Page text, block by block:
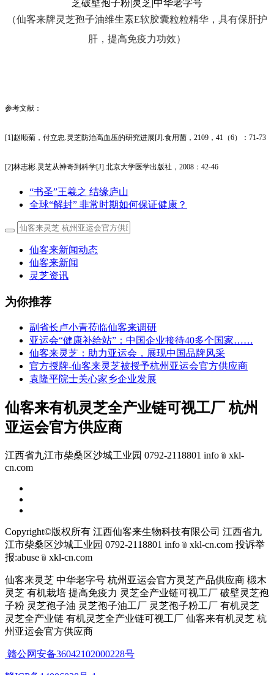
（仙客来牌灵芝孢子油维生素E软胶囊粒粒精华，具有保肝护
肝，提高免疫力功效）
参考文献：
[1]赵顺菊，付立忠.灵芝防治高血压的研究进展[J].食用菌，2109，41（6）：71-73
[2]林志彬.灵芝从神奇到科学[J].北京大学医学出版社，2008：42-46
“书圣”王羲之 结缘庐山
全球“解封” 非常时期如何保证健康？
仙客来新闻动态
仙客来新闻
灵芝资讯
为你推荐
副省长卢小青莅临仙客来调研
亚运会“健康补给站”：中国企业接待40多个国家……
仙客来灵芝：助力亚运会，展现中国品牌风采
官方授牌-仙客来灵芝被授予杭州亚运会官方供应商
袁隆平院士关心家乡企业发展
仙客来有机灵芝全产业链可视工厂 杭州
亚运会官方供应商
江西省九江市柴桑区沙城工业园 0792-2118801 info﹫xkl-
cn.com
Copyright©版权所有 江西仙客来生物科技有限公司 江西省九
江市柴桑区沙城工业园 0792-2118801 info﹫xkl-cn.com 投诉举
报:abuse﹫xkl-cn.com
仙客来灵芝 中华老字号 杭州亚运会官方灵芝产品供应商 椴木
灵芝 有机栽培 提高免疫力 灵芝全产业链可视工厂 破壁灵芝孢
子粉 灵芝孢子油 灵芝孢子油工厂 灵芝孢子粉工厂 有机灵芝
灵芝全产业链 有机灵芝全产业链可视工厂 仙客来有机灵芝 杭
州亚运会官方供应商
赣公网安备36042102000228号